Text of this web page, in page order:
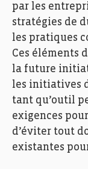
par les
stratégies de
les pratiques
Ces éléments
la future
les initiatives
tant qu’outil
exigences
d’éviter tout
existantes